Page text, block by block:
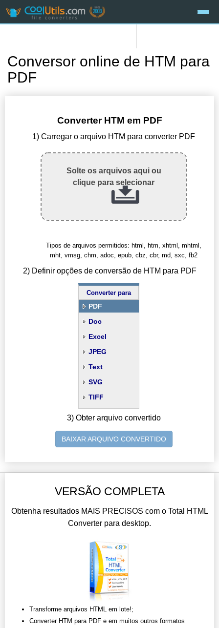
Conversor online de HTM para
PDF
Converter HTM em PDF
1) Carregar o arquivo HTM para converter PDF
Solte os arquivos aqui ou
clique para selecionar
Tipos de arquivos permitidos: html, htm, xhtml, mhtml,
mht, vmsg, chm, adoc, epub, cbz, cbr, md, sxc, fb2
2) Definir opções de conversão de HTM para PDF
Converter para
PDF
Doc
Excel
JPEG
Text
SVG
TIFF
3) Obter arquivo convertido
BAIXAR ARQUIVO CONVERTIDO
VERSÃO COMPLETA
Obtenha resultados MAIS PRECISOS com o Total HTML
Converter para desktop.
Transforme arquivos HTML em lote!;
Converter HTM para PDF e em muitos outros formatos